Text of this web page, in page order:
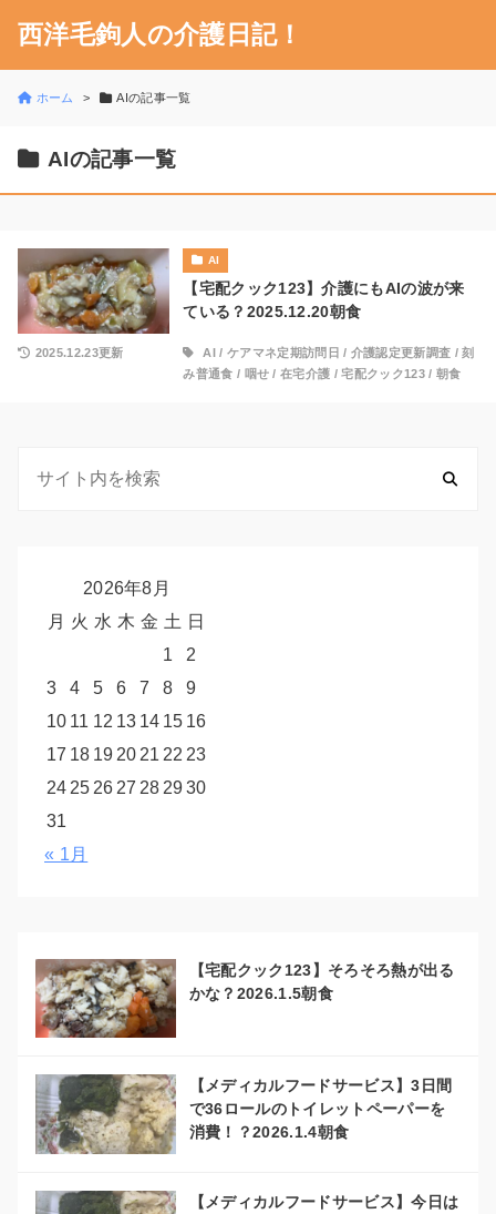
西洋毛鉤人の介護日記！
ホーム AIの記事一覧
AIの記事一覧
AI
【宅配クック123】介護にもAIの波が来
ている？2025.12.20朝食
2025.12.23更新 AI / ケアマネ定期訪問日 / 介護認定更新調査 /刻
み普通食 / 咽せ /在宅介護 /宅配クック123/ 朝食
2026年8月
月 火 水 木 金 土 日
1
2
3
4 5 6 7 8
9
10 11 12 13 14 15 16
17 18 19 20 21 22 23
24 25 26 27 28 2930
31
« 1月
【宅配クック123】そろそろ熱が出る
かな？2026.1.5朝食
【メディカルフードサービス】3日間
で36ロールのトイレットペーパーを
消費！？2026.1.4朝食
【メディカルフードサービス】今日は